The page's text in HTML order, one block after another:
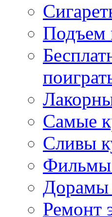
Подъем
Самые
Сливы
Фильмы
Дорамы
Ремонт